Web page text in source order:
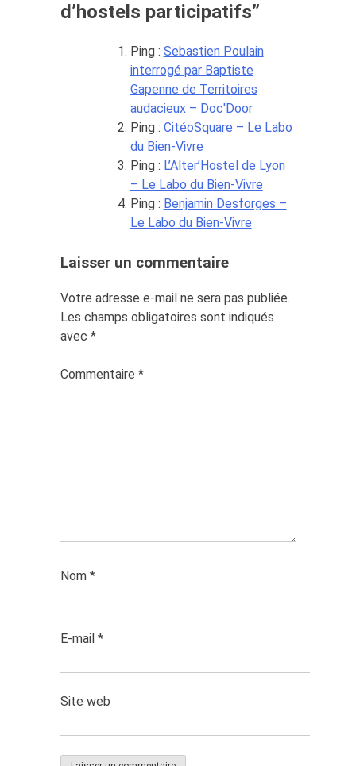
d’hostels participatifs”
Ping : Sebastien Poulain
interrogé par Baptiste
Gapenne de Territoires
audacieux – Doc'Door
Ping : CitéoSquare – Le Labo
du Bien-Vivre
Ping : L’Alter’Hostel de Lyon
– Le Labo du Bien-Vivre
Ping : Benjamin Desforges –
Le Labo du Bien-Vivre
Laisser un commentaire
Votre adresse e-mail ne sera pas publiée.
Les champs obligatoires sont indiqués
avec *
Commentaire *
Nom *
E-mail *
Site web